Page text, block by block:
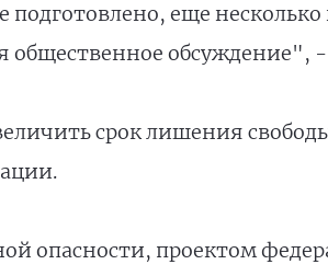
еще
общественное обсуждение",
срок лишения
опасности, проектом